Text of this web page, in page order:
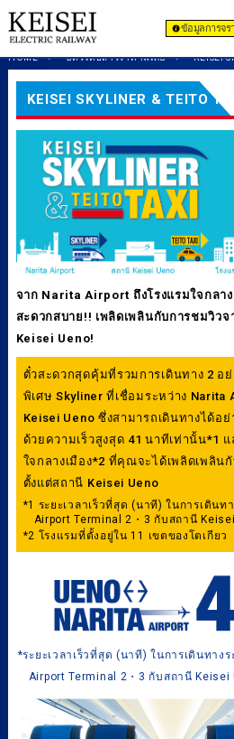
ข้อมูลการจร
HOME บัตรโดยสารราคาพิเศษ KEISEI
KEISEI SKYLINER & TEITO
จาก Narita Airport ถึงโรงแรมใจกลาง
สะดวกสบาย!! เพลิดเพลินกับการชมวิว
Keisei Ueno!
ตั๋วสะดวกสุดคุ้มที่รวมการเดินทาง 2 อ
พิเศษ Skyliner ที่เชื่อมระหว่าง Narita
Keisei Ueno ซึ่งสามารถเดินทางได้อย่
ด้วยความเร็วสูงสุด 41 นาทีเท่านั้น*1
ใจกลางเมือง*2 ที่คุณจะได้เพลิดเพลิน
ตั้งแต่สถานี Keisei Ueno
*1 ระยะเวลาเร็วที่สุด (นาที) ในการเดินท
Airport Terminal 2・3 กับสถานี
*2 โรงแรมที่ตั้งอยู่ใน 11 เขตของโตเกียว
*ระยะเวลาเร็วที่สุด (นาที) ในการเดินทาง
Airport Terminal 2・3 กับสถานี Keisei